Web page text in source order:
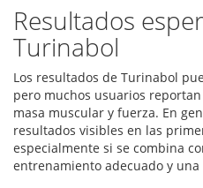
Resultados
Turinabol
Los resultados de Turinabol
pero muchos usuarios
masa muscular y fuerza. En
resultados visibles en las
especialmente si se combina
entrenamiento adecuado y